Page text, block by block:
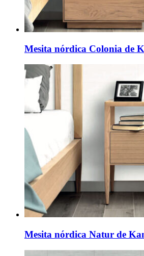
Mesita nórdica Colonia de
Mesita nórdica Natur de